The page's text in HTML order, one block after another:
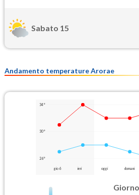
Sabato 15
Andamento temperature Arorae
34°
30°
26°
gio 6 ieri oggi domani